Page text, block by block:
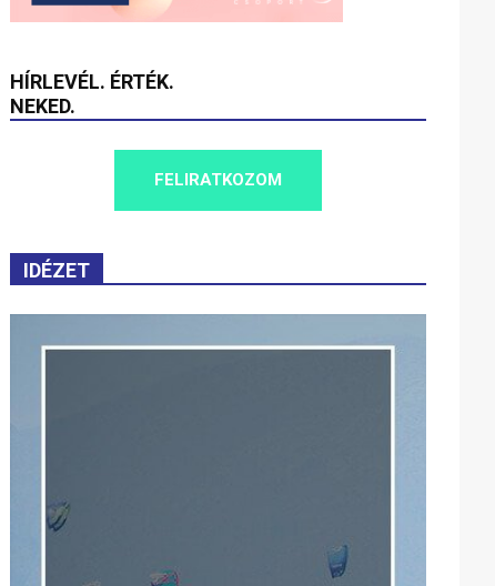
HÍRLEVÉL. ÉRTÉK.
NEKED.
FELIRATKOZOM
IDÉZET